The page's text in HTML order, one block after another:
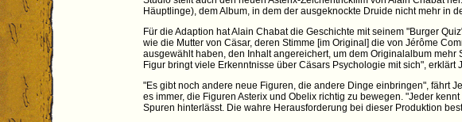
Häuptlinge), dem Album, in dem der ausgeknockte Druide nicht mehr in
Für die Adaption hat Alain Chabat die Geschichte mit seinem "Burger
wie die Mutter von Cäsar, deren Stimme [im Original] die von Jérôme
ausgewählt haben, den Inhalt angereichert, um dem Originalalbum
Figur bringt viele Erkenntnisse über Cäsars Psychologie mit sich",
"Es gibt noch andere neue Figuren, die andere Dinge einbringen", fährt
es immer, die Figuren Asterix und Obelix richtig zu bewegen. "Jeder
Spuren hinterlässt. Die wahre Herausforderung bei dieser Produktion